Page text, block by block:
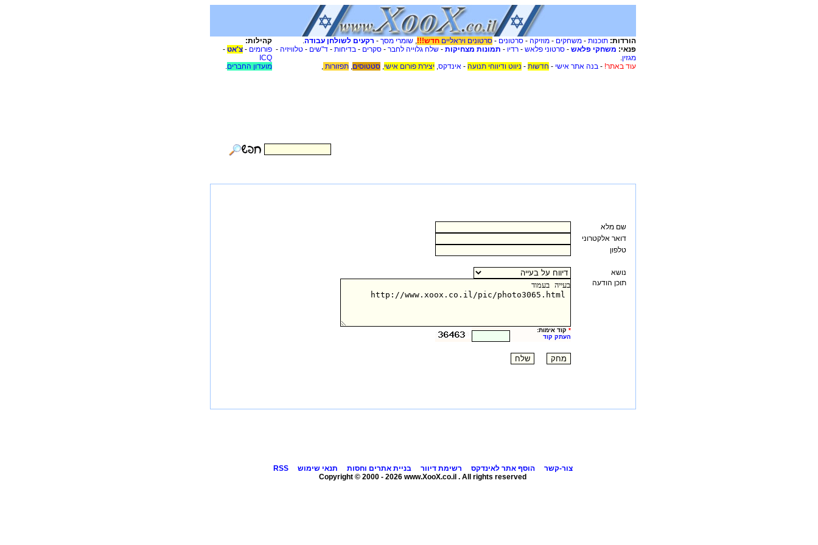
הורדות: תוכנות -משחקים -מוזיקה -סרטונים -סרטונים ויראלייםחדש!!!,שומרי מסך - רקעים לשולחן עבודה.
פנאי: משחקי פלאש -סרטוני פלאש -רדיו - תמונות מצחיקות -שלח גלוייה לחבר -סקרים -בדיחות -ד"שים -טלוויזיה -
מגזין.
עוד באתר! -בנה אתר אישי - חדשות - ניווט ודיווחי תנועה -אינדקס,יצירת פורום אישי,סטטוסים,תפזורות,
קהילות:
פורומים -צ'אט -
ICQ
מועדון החברים.
שם מלא
דואר אלקטרוני
טלפון
נושא
תוכן הודעה
* קוד אימות:
העתק קוד
צור-קשר הוסף אתר לאינדקס רשימת דיוור בניית אתרים וחסות תנאי שימוש
RSS
Copyright © 2000 - 2026 www.XooX.co.il . All rights reserved